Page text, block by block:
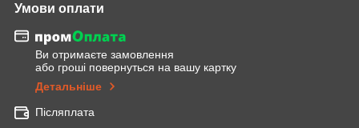
Умови оплати
Ви отримаєте замовлення
або гроші повернуться на вашу картку
Детальніше
Післяплата